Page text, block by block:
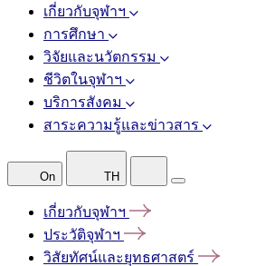
เกี่ยวกับจุฬาฯ
การศึกษา
วิจัยและนวัตกรรม
ชีวิตในจุฬาฯ
บริการสังคม
สาระความรู้และข่าวสาร
On TH
เกี่ยวกับจุฬาฯ
ประวัติจุฬาฯ
วิสัยทัศน์และยุทธศาสตร์